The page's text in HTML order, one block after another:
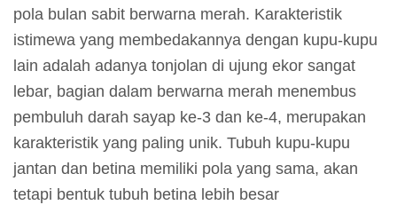
f
o
r
m
a
s
i
P
pola bulan sabit berwarna merah. Karakteristik
istimewa yang membedakannya dengan kupu-kupu
lain adalah adanya tonjolan di ujung ekor sangat
lebar, bagian dalam berwarna merah menembus
pembuluh darah sayap ke-3 dan ke-4, merupakan
karakteristik yang paling unik. Tubuh kupu-kupu
jantan dan betina memiliki pola yang sama, akan
tetapi bentuk tubuh betina lebih besar